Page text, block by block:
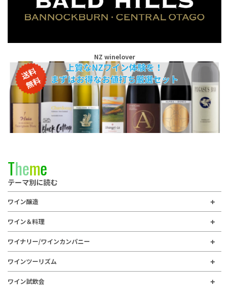
NZ winelover
Theme
テーマ別に読む
ワイン醸造
ワイン＆料理
ワイナリー/ワインカンパニー
ワインツーリズム
ワイン試飲会